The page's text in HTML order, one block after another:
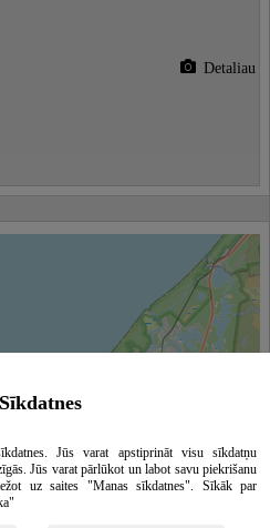
Detaliau
Sīkdatnes
Jūs varat apstiprināt visu sīkdatņu
Jūs varat pārlūkot un labot savu piekrišanu
uz saites "Manas sīkdatnes". Sīkāk par